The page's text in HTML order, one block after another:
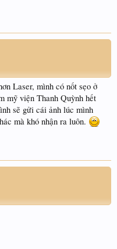
Laser, mình có nốt sẹo ở
mỹ viện Thanh Quỳnh hết
sẽ gửi cái ảnh lúc mình
mà khó nhận ra luôn.